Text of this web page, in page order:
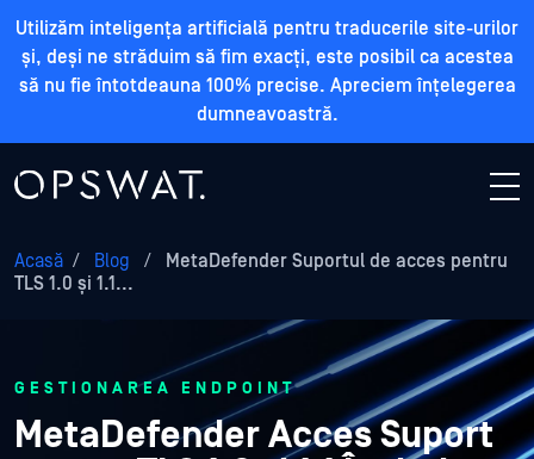
Utilizăm inteligența artificială pentru traducerile site-urilor
și, deși ne străduim să fim exacți, este posibil ca acestea
să nu fie întotdeauna 100% precise. Apreciem înțelegerea
dumneavoastră.
Acasă / Blog /
MetaDefender Suportul de acces pentru
TLS 1.0 și 1.1...
GESTIONAREA ENDPOINT
MetaDefender Acces Suport